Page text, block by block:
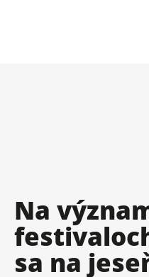
Na
sa na